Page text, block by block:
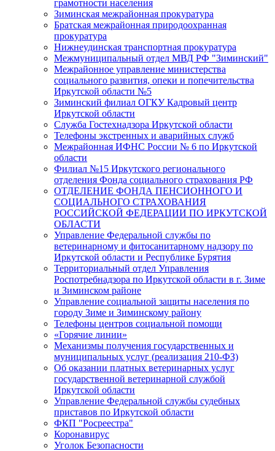
грамотности населения
Зиминская межрайонная прокуратура
Братская межрайонная природоохранная
прокуратура
Нижнеудинская транспортная прокуратура
Межмуниципальный отдел МВД РФ "Зиминский"
Межрайонное управление министерства
социального развития, опеки и попечительства
Иркутской области №5
Зиминский филиал ОГКУ Кадровый центр
Иркутской области
Служба Гостехнадзора Иркутской области
Телефоны экстренных и аварийных служб
Межрайонная ИФНС России № 6 по Иркутской
области
Филиал №15 Иркутского регионального
отделения Фонда социального страхования РФ
ОТДЕЛЕНИЕ ФОНДА ПЕНСИОННОГО И
СОЦИАЛЬНОГО СТРАХОВАНИЯ
РОССИЙСКОЙ ФЕДЕРАЦИИ ПО ИРКУТСКОЙ
ОБЛАСТИ
Управление Федеральной службы по
ветеринарному и фитосанитарному надзору по
Иркутской области и Республике Бурятия
Территориальный отдел Управления
Роспотребнадзора по Иркутской области в г. Зиме
и Зиминском районе
Управление социальной защиты населения по
городу Зиме и Зиминскому району
Телефоны центров социальной помощи
«Горячие линии»
Механизмы получения государственных и
муниципальных услуг (реализация 210-ФЗ)
Об оказании платных ветеринарных услуг
государственной ветеринарной службой
Иркутской области
Управление Федеральной службы судебных
приставов по Иркутской области
ФКП "Росреестра"
Коронавирус
Уголок Безопасности